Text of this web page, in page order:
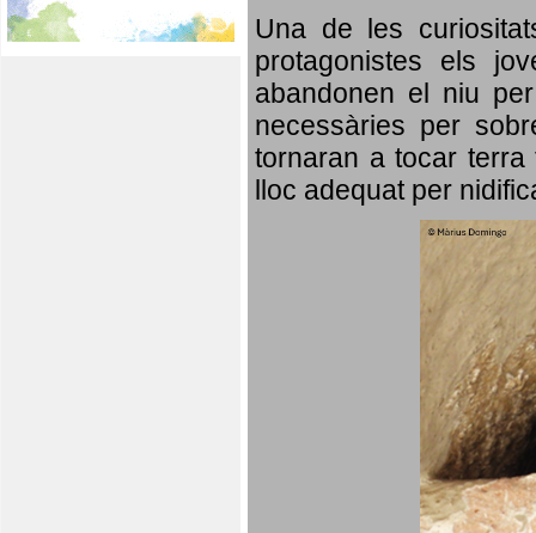
Una de les
protagonistes els
abandonen el niu
necessàries per
tornaran a tocar
lloc adequat per